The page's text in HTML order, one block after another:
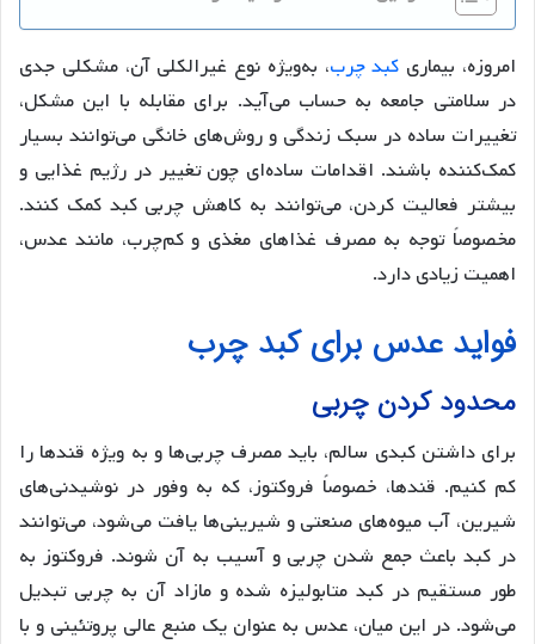
امروزه، بیماری کبد چرب، به‌ویژه نوع غیرالکلی آن، مشکلی جدی
در سلامتی جامعه به حساب می‌آید. برای مقابله با این مشکل،
تغییرات ساده در سبک زندگی و روش‌های خانگی می‌توانند بسیار
کمک‌کننده باشند. اقدامات ساده‌ای چون تغییر در رژیم غذایی و
بیشتر فعالیت کردن، می‌توانند به کاهش چربی کبد کمک کنند.
مخصوصاً توجه به مصرف غذاهای مغذی و کم‌چرب، مانند عدس،
اهمیت زیادی دارد.
فواید عدس برای کبد چرب
محدود کردن چربی
برای داشتن کبدی سالم، باید مصرف چربی‌ها و به ویژه قندها را
کم کنیم. قندها، خصوصاً فروکتوز، که به وفور در نوشیدنی‌های
شیرین، آب میوه‌های صنعتی و شیرینی‌ها یافت می‌شود، می‌توانند
در کبد باعث جمع شدن چربی و آسیب به آن شوند. فروکتوز به
طور مستقیم در کبد متابولیزه شده و مازاد آن به چربی تبدیل
می‌شود. در این میان، عدس به عنوان یک منبع عالی پروتئینی و با